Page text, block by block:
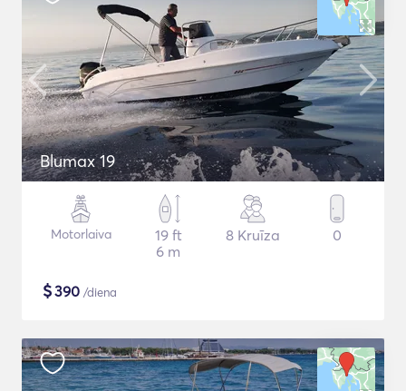
Blumax 19
Motorlaiva
19 ft
6 m
8 Kruīza 0
$390 /diena